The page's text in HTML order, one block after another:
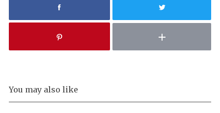
You may also like